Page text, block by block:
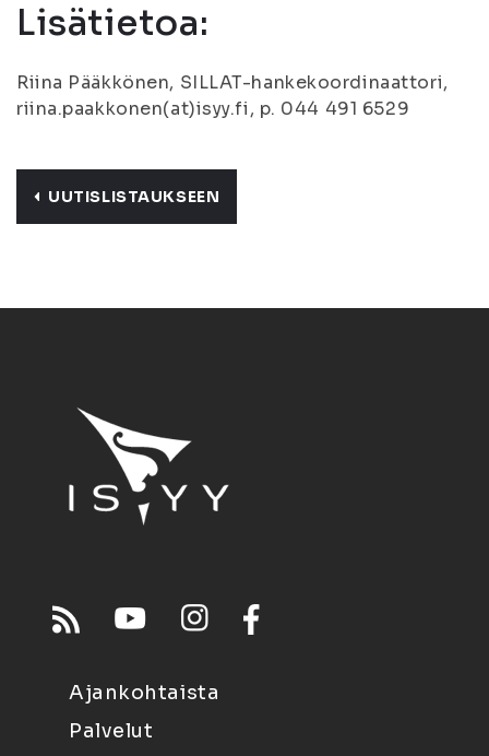
Lisätietoa:
Riina Pääkkönen, SILLAT-hankekoordinaattori,
riina.paakkonen(at)isyy.fi, p. 044 491 6529
UUTISLISTAUKSEEN
Ajankohtaista
Palvelut